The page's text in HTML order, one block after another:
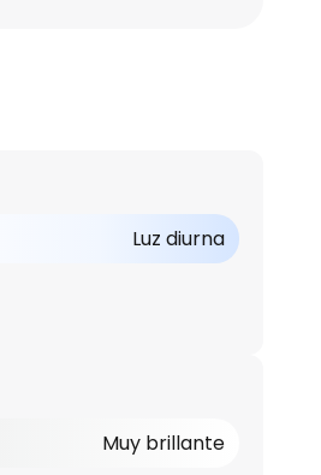
Luz diurna
Muy brillante